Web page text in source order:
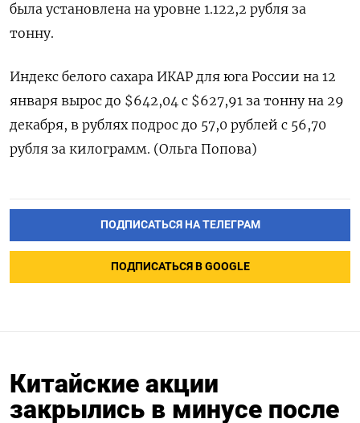
была установлена на уровне 1.122,2 рубля за
тонну.
Индекс белого сахара ИКАР для юга России на 12
января вырос до $642,04 с $627,91 за тонну на 29
декабря, в рублях подрос до 57,0 рублей с 56,70
рубля за килограмм. (Ольга Попова)
ПОДПИСАТЬСЯ НА ТЕЛЕГРАМ
ПОДПИСАТЬСЯ В GOOGLE
Китайские акции
закрылись в минусе после